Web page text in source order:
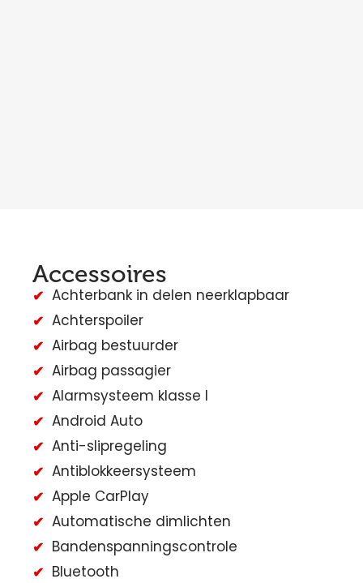
Accessoires
Achterbank in delen neerklapbaar
Achterspoiler
Airbag bestuurder
Airbag passagier
Alarmsysteem klasse I
Android Auto
Anti-slipregeling
Antiblokkeersysteem
Apple CarPlay
Automatische dimlichten
Bandenspanningscontrole
Bluetooth